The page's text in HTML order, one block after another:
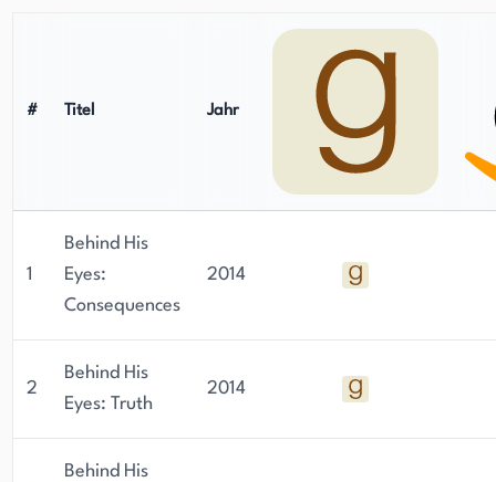
# Titel Jahr
1
Behind His
Eyes:
Consequences
2014
2
Behind His
Eyes: Truth
2014
Behind His